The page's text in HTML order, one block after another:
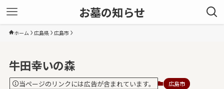
お墓の知らせ
ホーム 広島県 広島市
牛田幸いの森
当ページのリンクには広告が含まれています。 広島市